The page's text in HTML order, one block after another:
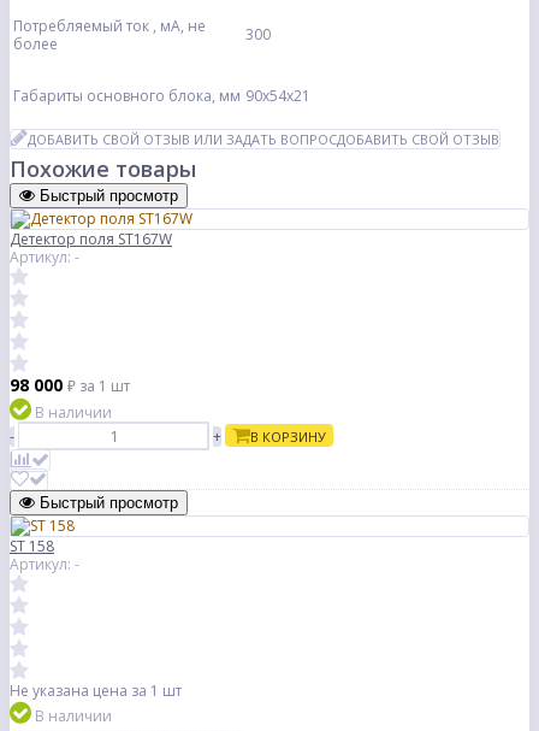
Потребляемый ток , мА, не
более
300
Габариты основного блока, мм 90x54x21
ДОБАВИТЬ СВОЙ ОТЗЫВ ИЛИ ЗАДАТЬ ВОПРОСДОБАВИТЬ СВОЙ ОТЗЫВ
Похожие товары
Быстрый просмотр
Детектор поля ST167W
Артикул: -
98 000 ₽ за 1 шт
В наличии
-
+ В КОРЗИНУ
Быстрый просмотр
ST 158
Артикул: -
Не указана цена за 1 шт
В наличии